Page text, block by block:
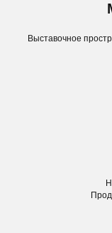
Выставочное